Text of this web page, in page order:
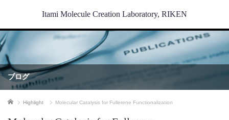
Itami Molecule Creation Laboratory, RIKEN
ブログ
ホーム Highlight Molecular Catalysis for Fullerene Functionalization